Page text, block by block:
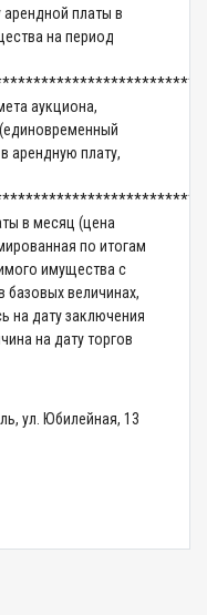
платы в
на период
аукциона,
арендную плату,
в месяц (цена
по итогам
имущества с
базовых величинах,
на дату заключения
на дату торгов
ул. Юбилейная, 13